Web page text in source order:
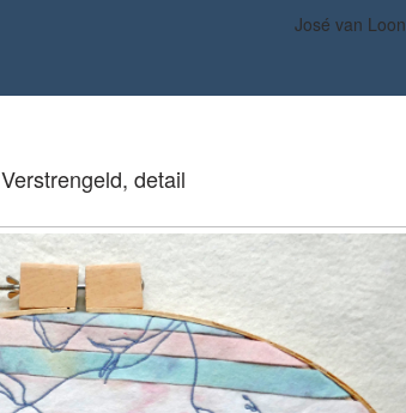
José van Loon
Verstrengeld, detail